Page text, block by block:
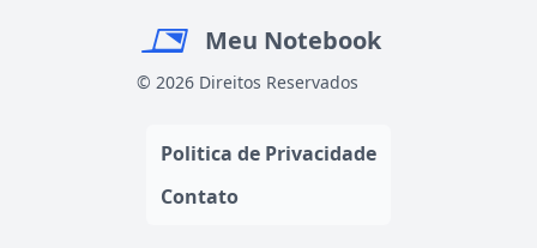
Meu Notebook
© 2026 Direitos Reservados
Politica de Privacidade
Contato